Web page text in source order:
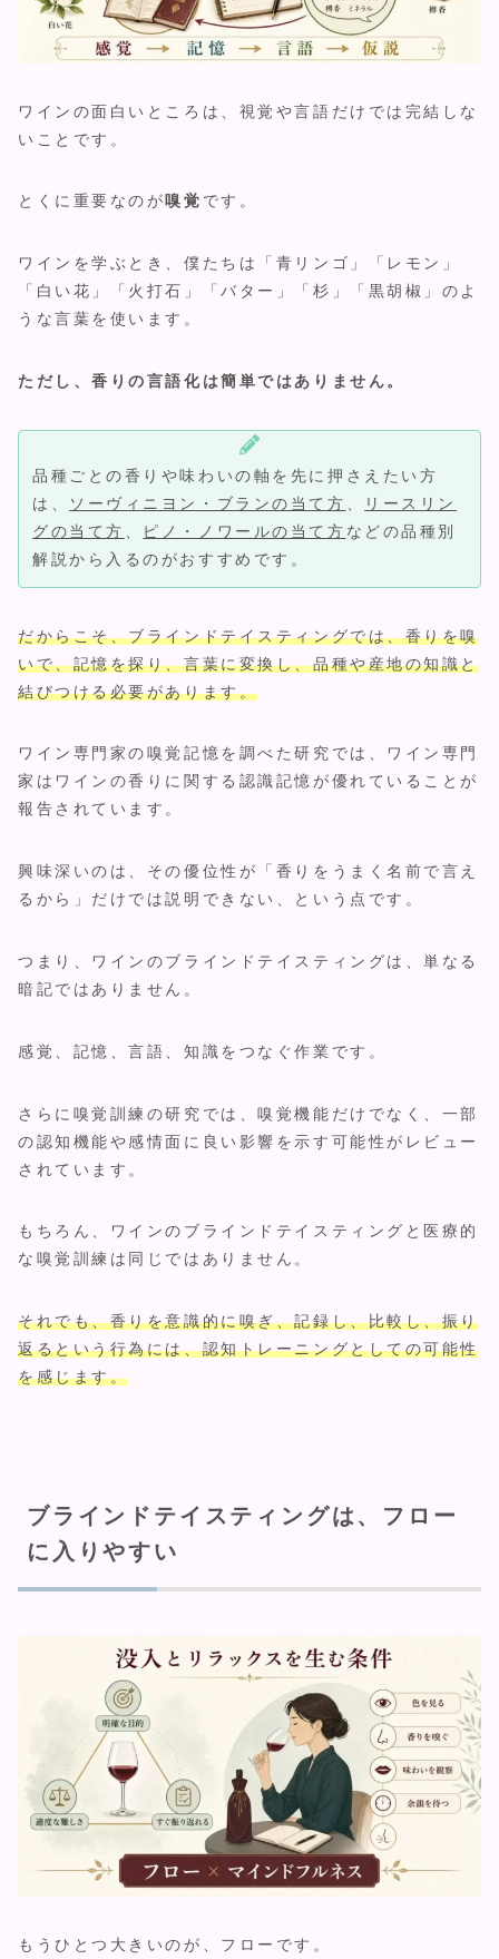
ワインの面白いところは、視覚や言語だけでは完結しな
いことです。
とくに重要なのが嗅覚 です。
ワインを学ぶとき、僕たちは「青リンゴ」「レモン」
「白い花」「火打石」「バター」「杉」「黒胡椒」のよ
うな言葉を使います。
ただし、香りの言語化は簡単ではありません。
品種ごとの香りや味わいの軸を先に押さえたい方
は、
ソーヴィニヨン・ブランの当て方
リースリン
グの当て方
ピノ・ノワールの当て方 などの品種別
解説から入るのがおすすめです。
だからこそ、ブラインドテイスティングでは、香りを嗅
いで、記憶を探り、言葉に変換し、品種や産地の知識と
結びつける必要があります。
ワイン専門家の嗅覚記憶を調べた研究では、ワイン専門
家はワインの香りに関する認識記憶が優れていることが
報告されています。
興味深いのは、その優位性が「香りをうまく名前で言え
るから」だけでは説明できない、という点です。
つまり、ワインのブラインドテイスティングは、単なる
暗記ではありません。
感覚、記憶、言語、知識をつなぐ作業です。
さらに嗅覚訓練の研究では、嗅覚機能だけでなく、一部
の認知機能や感情面に良い影響を示す可能性がレビュー
されています。
もちろん、ワインのブラインドテイスティングと医療的
な嗅覚訓練は同じではありません。
それでも、香りを意識的に嗅ぎ、記録し、比較し、振り
返るという行為には、認知トレーニングとしての可能性
を感じます。
ブラインドテイスティングは、フロー
に入りやすい
もうひとつ大きいのが、フローです。